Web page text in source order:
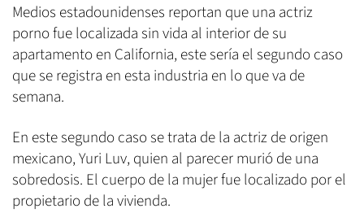
Medios estadounidenses reportan que una actriz
porno fue localizada sin vida al interior de su
apartamento en California, este sería el segundo caso
que se registra en esta industria en lo que va de
semana.
En este segundo caso se trata de la actriz de origen
mexicano, Yuri Luv, quien al parecer murió de una
sobredosis. El cuerpo de la mujer fue localizado por el
propietario de la vivienda.